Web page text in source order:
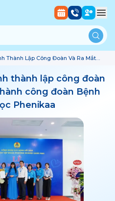
Thành Lập Công Đoàn Và Ra Mắt
Bệnh Viện Đại Học Phenikaa
thành lập công đoàn
công đoàn Bệnh
Phenikaa